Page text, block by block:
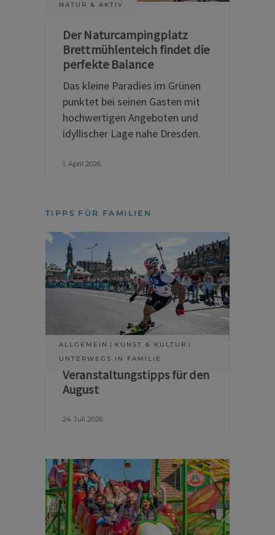
NATUR & AKTIV
Der Naturcampingplatz
Brettmühlenteich findet die
perfekte Balance
Das kleine Paradies im Grünen
punktet bei seinen Gästen mit
hochwertigen Angeboten und
idyllischer Lage nahe Dresden.
1. April 2026
TIPPS FÜR FAMILIEN
ALLGEMEIN
KUNST & KULTUR
UNTERWEGS IN FAMILIE
Veranstaltungstipps für den
August
24. Juli 2026